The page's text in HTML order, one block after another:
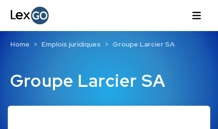
Groupe Larcier SA
Home Emplois juridiques Groupe Larcier SA